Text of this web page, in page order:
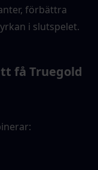
förbättra
i slutspelet.
få Truegold